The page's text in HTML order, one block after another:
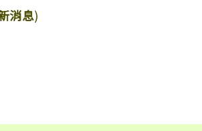
消息)